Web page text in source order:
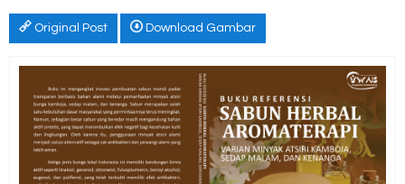
Original Post Download Gambar